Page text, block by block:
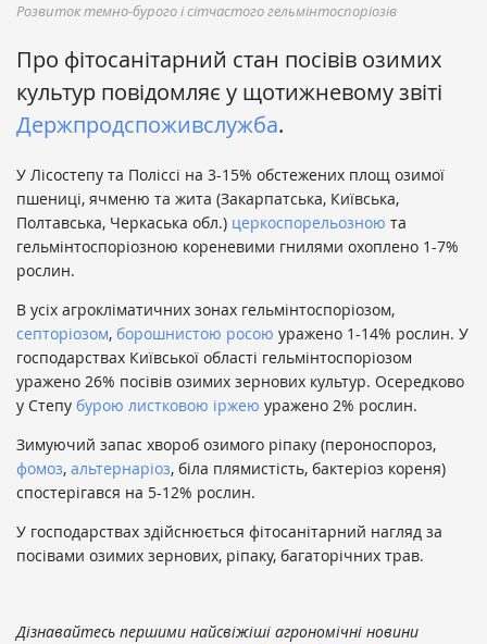
Розвиток темно-бурого і сітчастого гельмінтоспоріозів
Про фітосанітарний стан посівів озимих
культур повідомляє у щотижневому звіті
Держпродспоживслужба.
У Лісостепу та Поліссі на 3-15% обстежених площ озимої
пшениці, ячменю та жита (Закарпатська, Київська,
Полтавська, Черкаська обл.) церкоспорельозною та
гельмінтоспоріозною кореневими гнилями охоплено 1-7%
рослин.
В усіх агрокліматичних зонах гельмінтоспоріозом,
септоріозом, борошнистою росою уражено 1-14% рослин. У
господарствах Київської області гельмінтоспоріозом
уражено 26% посівів озимих зернових культур. Осередково
у Степу бурою листковою іржею уражено 2% рослин.
Зимуючий запас хвороб озимого ріпаку (пероноспороз,
фомоз, альтернаріоз, біла плямистість, бактеріоз кореня)
спостерігався на 5-12% рослин.
У господарствах здійснюється фітосанітарний нагляд за
посівами озимих зернових, ріпаку, багаторічних трав.
Дізнавайтесь першими найсвіжіші агрономічні новини